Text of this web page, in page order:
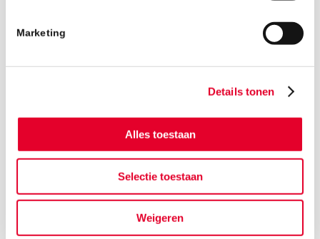
Marketing
Details tonen
Alles toestaan
Selectie toestaan
Weigeren